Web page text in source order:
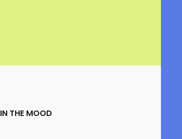
IN THE MOOD